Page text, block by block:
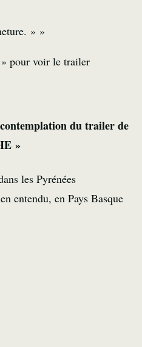
» »
pour voir le trailer
du trailer de
»
les Pyrénées
entendu, en Pays Basque